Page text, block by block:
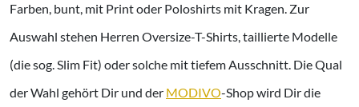
Farben, bunt, mit Print oder Poloshirts mit Kragen. Zur
Auswahl stehen Herren Oversize-T-Shirts, taillierte Modelle
(die sog. Slim Fit) oder solche mit tiefem Ausschnitt. Die Qual
der Wahl gehört Dir und der MODIVO-Shop wird Dir die